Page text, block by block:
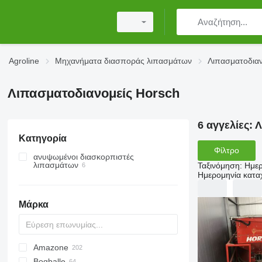
Agroline Μηχανήματα διασποράς λιπασμάτων
Λιπασματοδιανομείς Horsch
Κατηγορία
ανυψωμένοι διασκορπιστές
λιπασμάτων
Μάρκα
Exacta
XPL
Amazone
6 αγγελίες:
Φίλτρο
Ταξινόμηση:
Ημερομηνία